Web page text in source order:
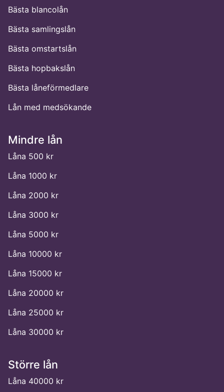
Bästa blancolån
Bästa samlingslån
Bästa omstartslån
Bästa hopbakslån
Bästa låneförmedlare
Lån med medsökande
Mindre lån
Låna 500 kr
Låna 1000 kr
Låna 2000 kr
Låna 3000 kr
Låna 5000 kr
Låna 10000 kr
Låna 15000 kr
Låna 20000 kr
Låna 25000 kr
Låna 30000 kr
Större lån
Låna 40000 kr